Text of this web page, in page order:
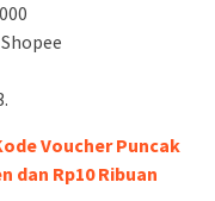
Voucher Puncak
dan Rp10 Ribuan